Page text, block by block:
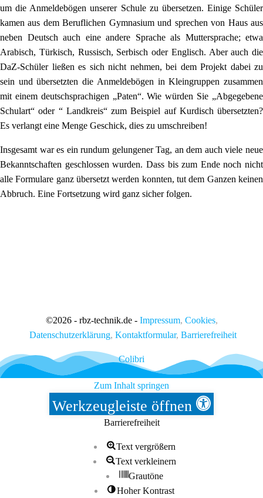
um die Anmeldebögen unserer Schule zu übersetzen. Einige Schüler
kamen aus dem Beruflichen Gymnasium und sprechen von Haus aus
neben Deutsch auch eine andere Sprache als Muttersprache; etwa
Arabisch, Türkisch, Russisch, Serbisch oder Englisch. Aber auch die
DaZ-Schüler ließen es sich nicht nehmen, bei dem Projekt dabei zu
sein und übersetzten die Anmeldebögen in Kleingruppen zusammen
mit einem deutschsprachigen „Paten“. Wie würden Sie „Abgegebene
Schulart“ oder “ Landkreis“ zum Beispiel auf Kurdisch übersetzten?
Es verlangt eine Menge Geschick, dies zu umschreiben!
Insgesamt war es ein rundum gelungener Tag, an dem auch viele neue
Bekanntschaften geschlossen wurden. Dass bis zum Ende noch nicht
alle Formulare ganz übersetzt werden konnten, tut dem Ganzen keinen
Abbruch. Eine Fortsetzung wird ganz sicher folgen.
©2026 - rbz-technik.de - Impressum, Cookies,
Datenschutzerklärung, Kontaktformular, Barrierefreiheit
Colibri
Zum Inhalt springen
Werkzeugleiste öffnen
Barrierefreiheit
Text vergrößern
Text verkleinern
Grautöne
Hoher Kontrast